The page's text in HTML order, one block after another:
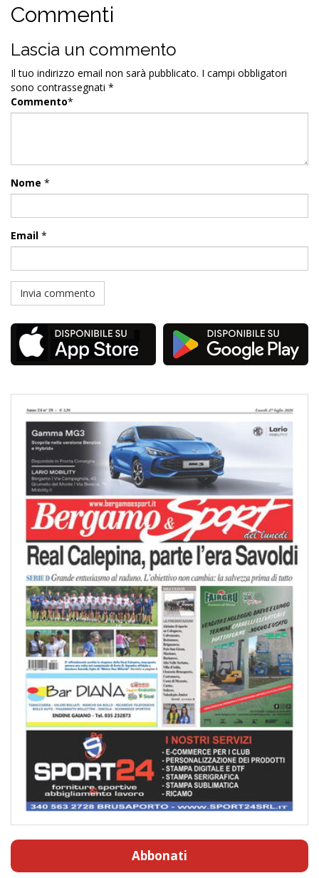
Commenti
Lascia un commento
Il tuo indirizzo email non sarà pubblicato. I campi obbligatori
sono contrassegnati *
Commento*
Nome *
Email *
Abbonati